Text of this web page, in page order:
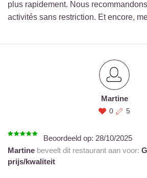
plus rapidement. Nous
activités sans restriction. Et encore,
Martine
0 5
Beoordeeld op: 28/10/2025
Martine beveelt dit restaurant aan voor:
prijs/kwaliteit